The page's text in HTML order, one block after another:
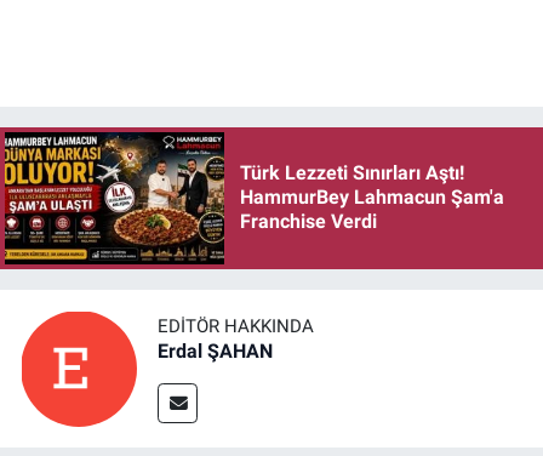
Türk Lezzeti Sınırları Aştı!
HammurBey Lahmacun Şam'a
Franchise Verdi
EDITÖR HAKKINDA
Erdal ŞAHAN